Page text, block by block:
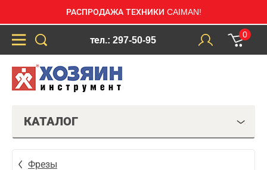
РАСПРОДАЖА ТЕХНИКИ CAIMAN!
тел.: 297-50-95
0
КАТАЛОГ
Фрезы